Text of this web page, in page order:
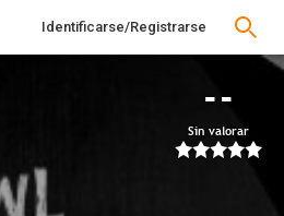
Identificarse/Registrarse
--
Sin valorar